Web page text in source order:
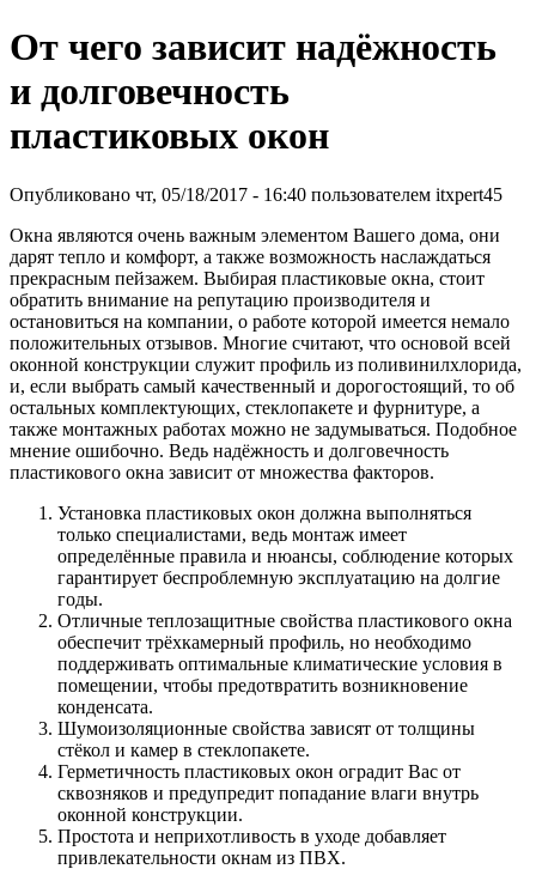
От чего зависит надёжность
и долговечность
пластиковых окон
Опубликовано чт, 05/18/2017 - 16:40 пользователем itxpert45
Окна являются очень важным элементом Вашего дома, они
дарят тепло и комфорт, а также возможность наслаждаться
прекрасным пейзажем. Выбирая пластиковые окна, стоит
обратить внимание на репутацию производителя и
остановиться на компании, о работе которой имеется немало
положительных отзывов. Многие считают, что основой всей
оконной конструкции служит профиль из поливинилхлорида,
и, если выбрать самый качественный и дорогостоящий, то об
остальных комплектующих, стеклопакете и фурнитуре, а
также монтажных работах можно не задумываться. Подобное
мнение ошибочно. Ведь надёжность и долговечность
пластикового окна зависит от множества факторов.
Установка пластиковых окон должна выполняться
только специалистами, ведь монтаж имеет
определённые правила и нюансы, соблюдение которых
гарантирует беспроблемную эксплуатацию на долгие
годы.
Отличные теплозащитные свойства пластикового окна
обеспечит трёхкамерный профиль, но необходимо
поддерживать оптимальные климатические условия в
помещении, чтобы предотвратить возникновение
конденсата.
Шумоизоляционные свойства зависят от толщины
стёкол и камер в стеклопакете.
Герметичность пластиковых окон оградит Вас от
сквозняков и предупредит попадание влаги внутрь
оконной конструкции.
Простота и неприхотливость в уходе добавляет
привлекательности окнам из ПВХ.